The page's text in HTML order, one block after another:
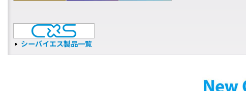
シーバイエス製品一覧